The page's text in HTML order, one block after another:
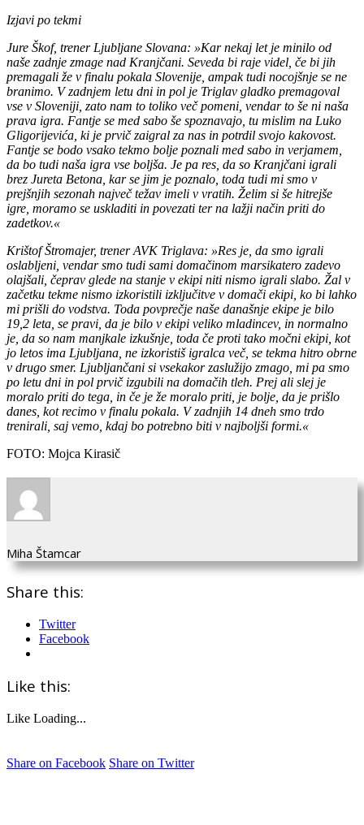
Izjavi po tekmi
Jure Škof, trener Ljubljane Slovana: »Kar nekaj let je minilo od
naše zadnje zmage nad Kranjčani. Seveda bi raje videl, če bi jih
premagali že v finalu pokala Slovenije, ampak tudi nocojšnje se ne
branimo. V zadnjem letu dni in pol je Triglav gladko premagoval
vse v Sloveniji, zato nam to toliko več pomeni, vendar to še ni naša
prava igra. Fantje se med sabo še spoznavajo, tu mislim na Luko
Gligorijevića, ki je prvič zaigral za nas in potrdil svojo kakovost.
Fantje se bodo vsako tekmo bolje poznali med sabo in verjamem,
da bo tudi naša igra vse boljša. Je pa res, da so Kranjčani igrali
brez Jureta Betona, kar se jim je poznalo, toda tudi mi smo v
prejšnjih sezonah največ težav imeli v vratih. Želim si še hitrejše
igre, moramo se uskladiti in povezati ter na lažji način priti do
zadetkov.«
Krištof Štromajer, trener AVK Triglava: »Res je, da smo igrali
oslabljeni, vendar smo tudi sami domačinom marsikatero zadevo
olajšali, čeprav glede na stanje v ekipi niti nismo igrali slabo. Žal v
začetku tekme nismo izkoristili izključitve v domači ekipi, ko bi lahko
mi prišli do vodstva. Toda povprečje naše današnje ekipe je bilo
19,2 leta, se pravi, da je bilo v ekipi veliko mladincev, in normalno
je, da so nam manjkale izkušnje, toda če proti tako močni ekipi, kot
jo letos ima Ljubljana, ne izkoristiš igralca več, se tekma hitro obrne
v drugo smer. Ljubljančani si vsekakor zaslužijo zmago, mi pa smo
po letu dni in pol prvič izgubili na domačih tleh. Prej ali slej je
moralo priti do tega, in če je že moralo priti, je bolje, da je prišlo
danes, kot recimo v finalu pokala. V zadnjih 14 dneh smo trdo
trenirali, saj vemo, kdaj bo potrebno biti v najboljši formi.«
FOTO: Mojca Kirasič
Miha Štamcar
Share this:
Twitter
Facebook
Like this:
Like Loading...
Share on Facebook Share on Twitter